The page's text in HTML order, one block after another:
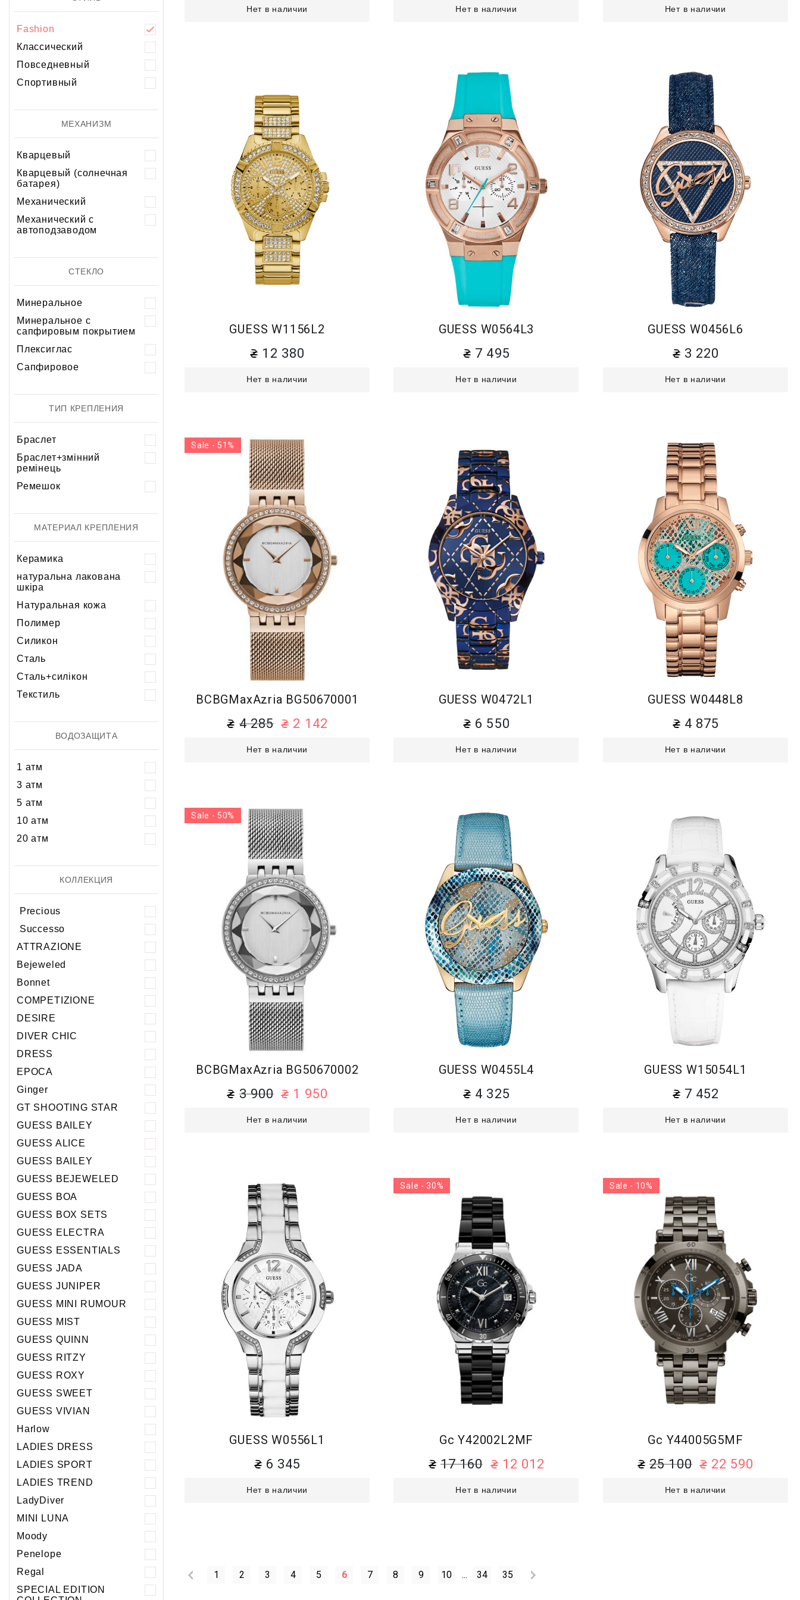
Fashion
Классический
Повседневный
Спортивный
МЕХАНИЗМ
Кварцевый
Кварцевый (солнечная
батарея)
Механический
Механический с
автоподзаводом
СТЕКЛО
Минеральное
Минеральное с
сапфировым покрытием
Плексиглас
Сапфировое
ТИП КРЕПЛЕНИЯ
Браслет
Браслет+змінний
ремінець
Ремешок
МАТЕРИАЛ КРЕПЛЕНИЯ
Керамика
натуральна лакована
шкіра
Натуральная кожа
Полимер
Силикон
Сталь
Сталь+силікон
Текстиль
ВОДОЗАЩИТА
1 атм
3 атм
5 атм
10 атм
20 атм
КОЛЛЕКЦИЯ
Precious
Successo
ATTRAZIONE
Bejeweled
Bonnet
COMPETIZIONE
DESIRE
DIVER CHIC
DRESS
EPOCA
Ginger
GT SHOOTING STAR
GUESS BAILEY
GUESS ALICE
GUESS BAILEY
GUESS BEJEWELED
GUESS BOA
GUESS BOX SETS
GUESS ELECTRA
GUESS ESSENTIALS
GUESS JADA
GUESS JUNIPER
GUESS MINI RUMOUR
GUESS MIST
GUESS QUINN
GUESS RITZY
GUESS ROXY
GUESS SWEET
GUESS VIVIAN
Harlow
LADIES DRESS
LADIES SPORT
LADIES TREND
LadyDiver
MINI LUNA
Moody
Penelope
Regal
SPECIAL EDITION
Нет в наличии Нет в наличии Нет в наличии
GUESS W1156L2
12 380
Нет в наличии
GUESS W0564L3
7 495
Нет в наличии
GUESS W0456L6
3 220
Нет в наличии
BCBGMaxAzria BG50670001
4 285 2 142
Нет в наличии
Sale - 51%
GUESS W0472L1
6 550
Нет в наличии
GUESS W0448L8
4 875
Нет в наличии
BCBGMaxAzria BG50670002
3 900 1 950
Нет в наличии
Sale - 50%
GUESS W0455L4
4 325
Нет в наличии
GUESS W15054L1
7 452
Нет в наличии
GUESS W0556L1
6 345
Нет в наличии
Gc Y42002L2MF
17 160 12 012
Нет в наличии
Sale - 30%
Gc Y44005G5MF
25 100 22 590
Нет в наличии
Sale - 10%
1 2 3 4 5 6 7 8 9 10 ... 34 35